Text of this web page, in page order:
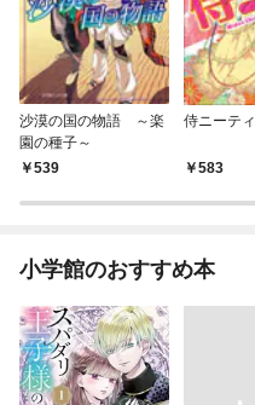
沙漠の国の物語 ～楽
園の種子～
539
侍ニーティ
583
小学館のおすすめ本